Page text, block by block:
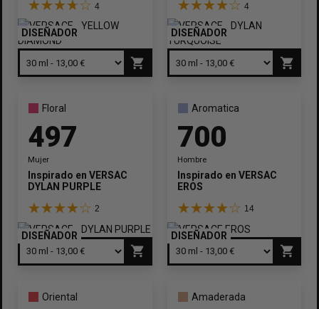
4
DISEÑADOR
shopping_cart
4
DISEÑADOR
shopping_cart
Floral
497
Mujer
Inspirado en VERSACE
DYLAN PURPLE
2
DISEÑADOR
shopping_cart
Aromatica
700
Hombre
Inspirado en VERSACE
EROS
14
DISEÑADOR
shopping_cart
Oriental Amaderada